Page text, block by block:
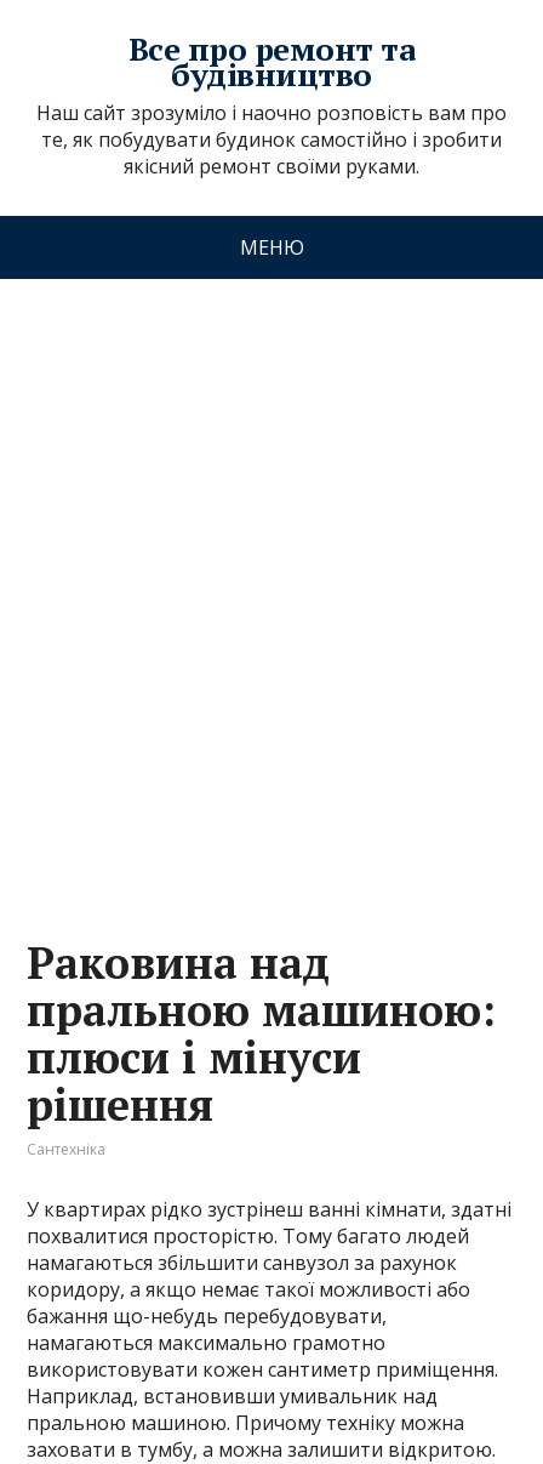
Все про ремонт та
будівництво
Наш сайт зрозуміло і наочно розповість вам про
те, як побудувати будинок самостійно і зробити
якісний ремонт своїми руками.
МЕНЮ
Раковина над
пральною машиною:
плюси і мінуси
рішення
Сантехніка
У квартирах рідко зустрінеш ванні кімнати, здатні
похвалитися просторістю. Тому багато людей
намагаються збільшити санвузол за рахунок
коридору, а якщо немає такої можливості або
бажання що-небудь перебудовувати,
намагаються максимально грамотно
використовувати кожен сантиметр приміщення.
Наприклад, встановивши умивальник над
пральною машиною. Причому техніку можна
заховати в тумбу, а можна залишити відкритою.